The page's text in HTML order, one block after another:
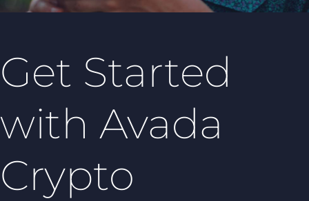
Get Started
with Avada
Crypto